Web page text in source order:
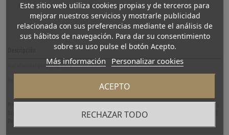
No se descuenta automáticamente del carrito.
Detalles del producto
Precioso anillo de segunda mano en oro amarillo de primera ley con piedra azul central y
brillantes en los laterales. Un elegante diseño e ideal para cualquier momento. Talla: 18.
Este sitio web utiliza cookies propias y de terceros para
mejorar nuestros servicios y mostrarle publicidad
relacionada con sus preferencias mediante el análisis de
sus hábitos de navegación. Para dar su consentimiento
sobre su uso pulse el botón Acepto.
Más información Personalizar cookies
RECHAZAR TODO
ACEPTO